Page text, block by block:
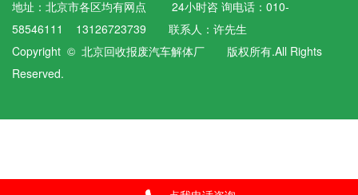
地址：北京市各区均有网点 24小时咨 询电话：010-
58546111 13126723739 联系人：许先生
Copyright © 北京回收报废汽车解体厂 版权所有.All Rights
Reserved.